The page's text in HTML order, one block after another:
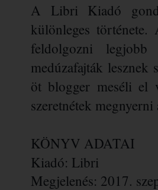
A Libri Kiadó
különleges
feldolgozni legjobb
medúzafajták lesznek
öt blogger meséli el
szeretnétek
KÖNYV ADATAI
Kiadó: Libri
Megjelenés: 2017.